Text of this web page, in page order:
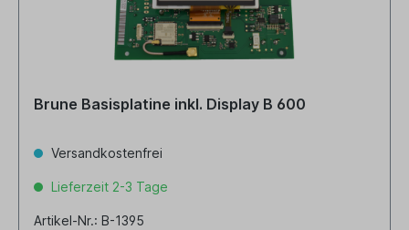
Brune Basisplatine inkl. Display B 600
Versandkostenfrei
Lieferzeit 2-3 Tage
Artikel-Nr.: B-1395